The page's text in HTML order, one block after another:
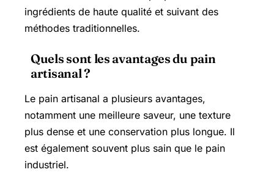
ingrédients de haute qualité et suivant des
méthodes traditionnelles.
Quels sont les avantages du pain
artisanal ?
Le pain artisanal a plusieurs avantages,
notamment une meilleure saveur, une texture
plus dense et une conservation plus longue. Il
est également souvent plus sain que le pain
industriel.